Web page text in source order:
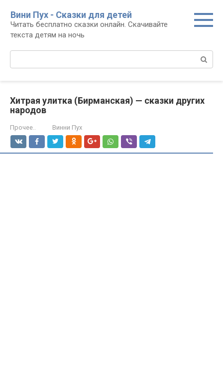
контенту
Вини Пух - Сказки для детей
Читать бесплатно сказки онлайн. Скачивайте
текста детям на ночь
Хитрая улитка (Бирманская) — сказки других
народов
Прочее.. Винни Пух